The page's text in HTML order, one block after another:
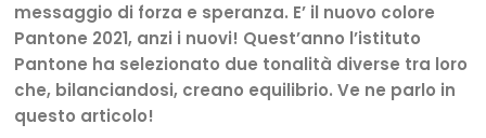
messaggio di forza e speranza. E’ il nuovo colore
Pantone 2021, anzi i nuovi! Quest’anno l’istituto
Pantone ha selezionato due tonalità diverse tra loro
che, bilanciandosi, creano equilibrio. Ve ne parlo in
questo articolo!